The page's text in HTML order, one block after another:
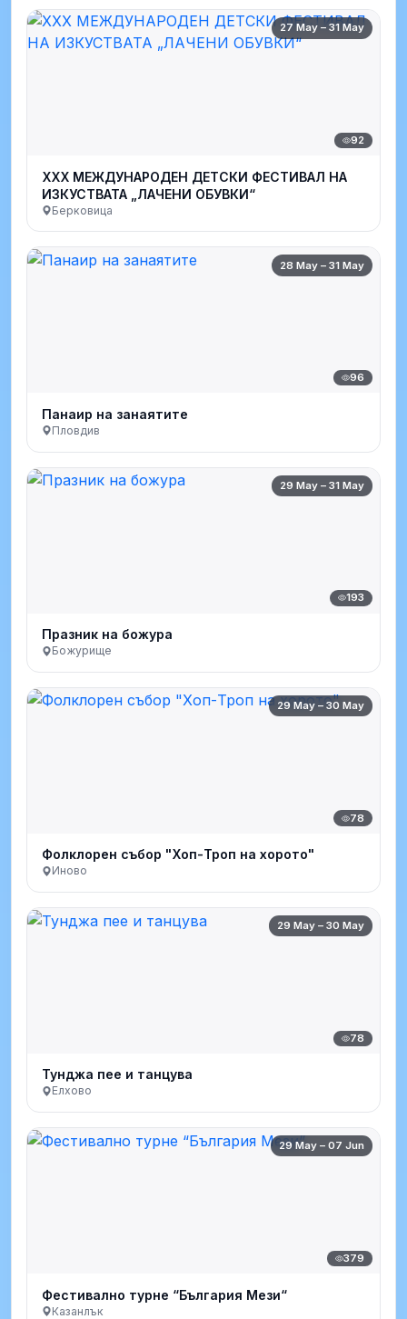
27 May – 31 May
92
XXX МЕЖДУНАРОДЕН ДЕТСКИ ФЕСТИВАЛ НА
ИЗКУСТВАТА „ЛАЧЕНИ ОБУВКИ“
Берковица
28 May – 31 May
96
Панаир на занаятите
Пловдив
29 May – 31 May
193
Празник на божура
Божурище
29 May – 30 May
78
Фолклорен събор "Хоп-Троп на хорото"
Иново
29 May – 30 May
78
Тунджа пее и танцува
Елхово
29 May – 07 Jun
379
Фестивално турне “България Мези“
Казанлък